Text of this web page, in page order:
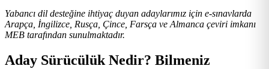
Yabancı dil desteğine ihtiyaç duyan adaylarımız için e-sınavlarda
Arapça, İngilizce, Rusça, Çince, Farsça ve Almanca çeviri imkanı
MEB tarafından sunulmaktadır.
Aday Sürücülük Nedir? Bilmeniz